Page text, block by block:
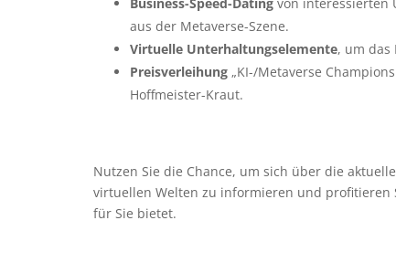
Business-Speed-Dating von interessierten
aus der Metaverse-Szene.
Virtuelle Unterhaltungselemente, um das
Preisverleihung „KI-/Metaverse
Hoffmeister-Kraut.
Nutzen Sie die Chance, um sich über die
virtuellen Welten zu informieren und profitieren
für Sie bietet.